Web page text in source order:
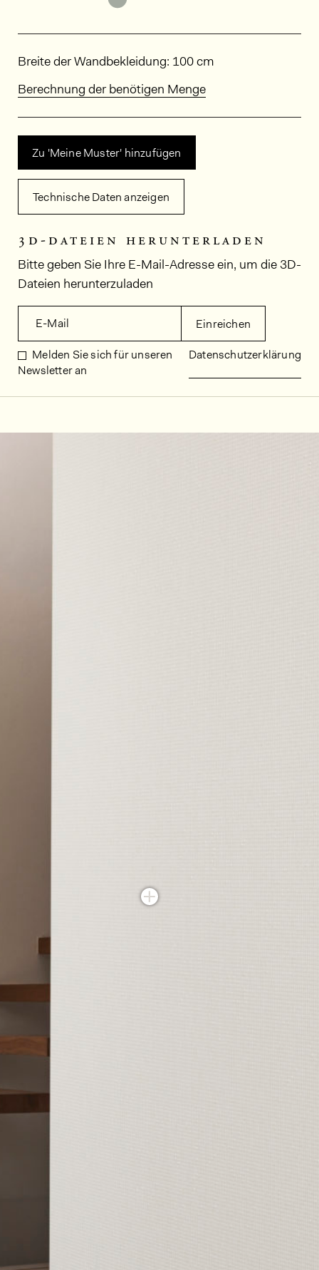
Abmessungen
Breite der Wandbekleidung: 100 cm
Berechnung der benötigen Menge
Zu 'Meine Muster' hinzufügen
Technische Daten anzeigen
3d-dateien herunterladen
Bitte geben Sie Ihre E-Mail-Adresse ein, um die 3D-
Dateien herunterzuladen
E-Mail Einreichen
Melden Sie sich für unseren
Newsletter an
Datenschutzerklärung